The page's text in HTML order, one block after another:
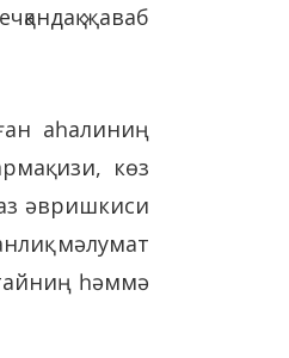
җаваб
аһалиниң
изи, көз
әвришкиси
мәлумат
һәммә